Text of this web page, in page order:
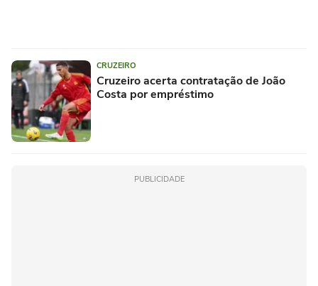
CRUZEIRO
Cruzeiro acerta contratação de João
Costa por empréstimo
PUBLICIDADE